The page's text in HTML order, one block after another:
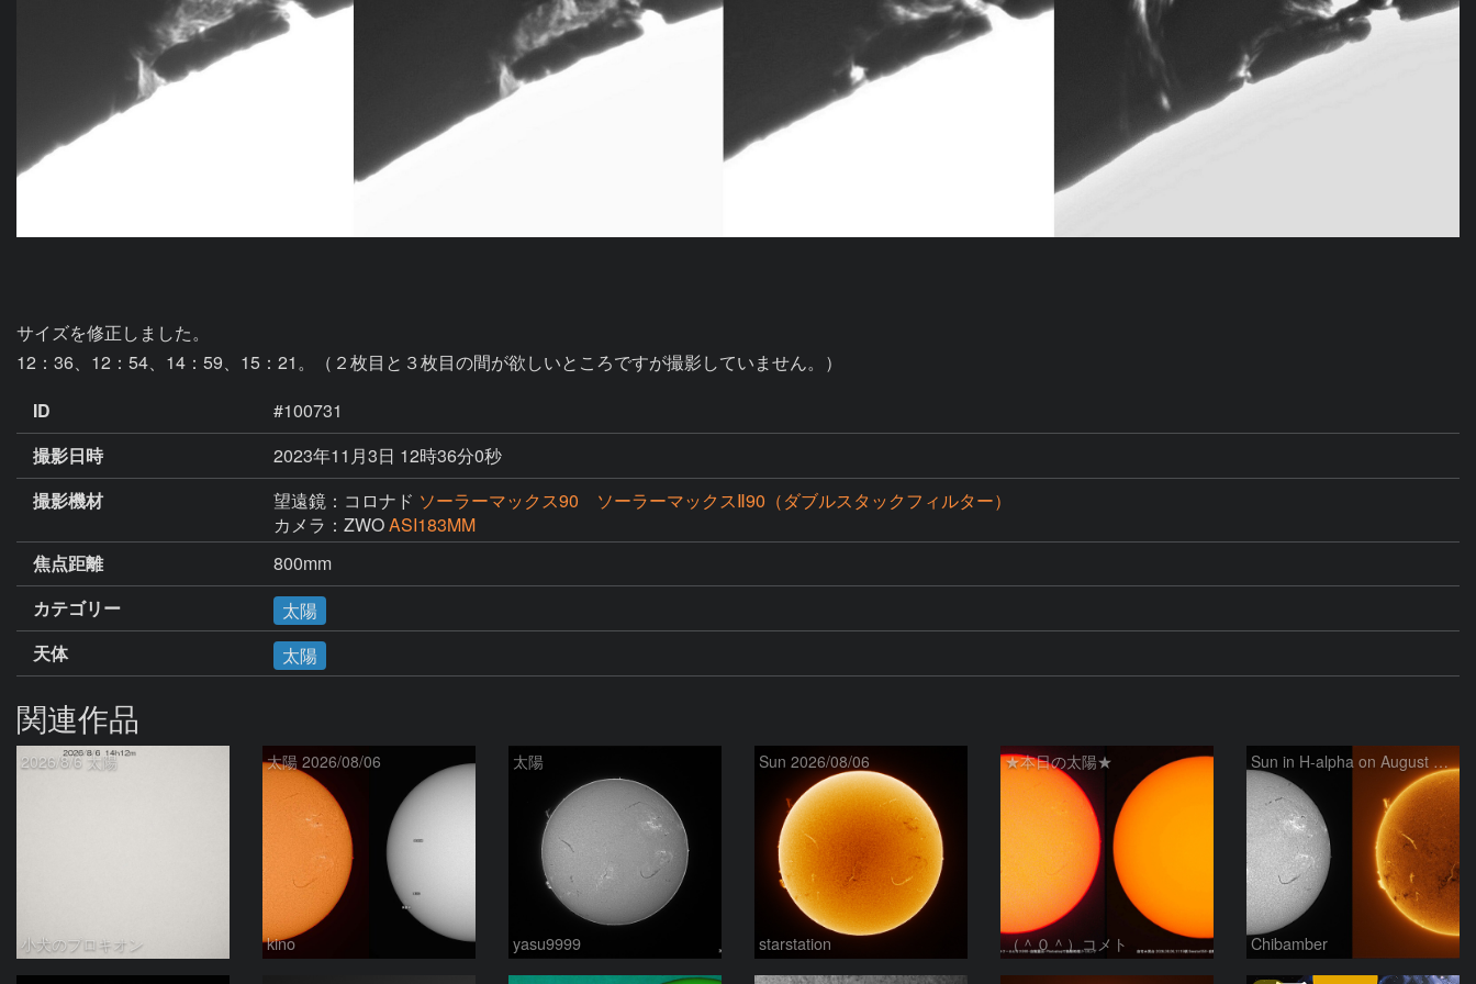
サイズを修正しました。
12：36、12：54、14：59、15：21。（２枚目と３枚目の間が欲しいところですが撮影していません。）
ID
#100731
撮影日時
2023年11月3日 12時36分0秒
撮影機材
望遠鏡：コロナド ソーラーマックス90 ソーラーマックスⅡ90（ダブルスタックフィルター）
カメラ：ZWOASI183MM
焦点距離
800mm
カテゴリー
太陽
天体
太陽
関連作品
2026/8/6 太陽
小犬のプロキオン
太陽 2026/08/06
kino
太陽
yasu9999
Sun 2026/08/06
starstation
★本日の太陽★
（＾０＾）コメト
Sun in H-alpha on August 6, 2026
Chibamber